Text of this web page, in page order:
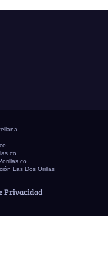
Las Dos Orillas
Privacidad